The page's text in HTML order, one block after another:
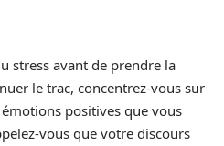
stress avant de prendre la
le trac, concentrez-vous sur
positives que vous
vous que votre discours